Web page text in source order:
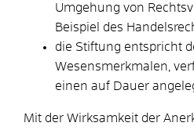
Umgehung von
Beispiel des
die Stiftung entspricht
Wesensmerkmalen,
einen auf Dauer
Mit der Wirksamkeit der